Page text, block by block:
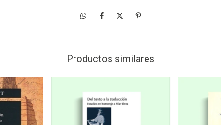
Productos similares